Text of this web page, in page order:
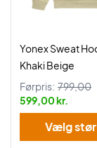
Yonex Sweat
Khaki Beige
Førpris: 799,00
599,00 kr.
Vælg